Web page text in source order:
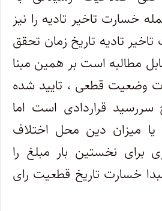
خسارت تاخیر تادیه را نیز
تادیه تاریخ زمان تحقق
مطالبه است بر همین مبنا
وضعیت قطعی ، تایید شده
سررسید قراردادی است اما
میزان دین محل اختلاف
برای نخستین بار مبلغ را
خسارت تاریخ قطعیت رای